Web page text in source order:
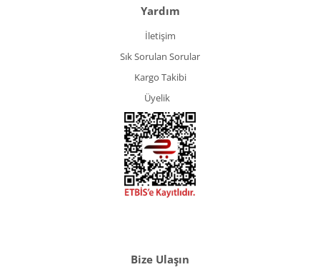
Yardım
İletişim
Sık Sorulan Sorular
Kargo Takibi
Üyelik
Bize Ulaşın